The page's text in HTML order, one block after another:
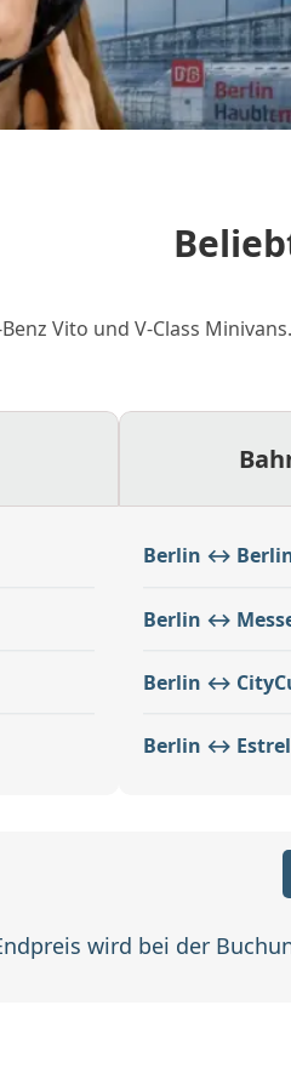
Vito und V-Class
Berlin ↔
Berlin ↔
Berlin ↔
Berlin ↔
wird bei der